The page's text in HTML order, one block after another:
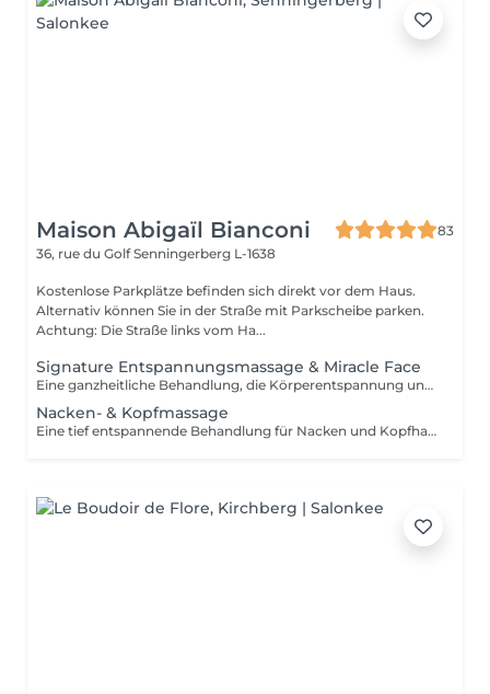
Maison Abigaïl Bianconi
83
36, rue du GolfSenningerberg L-1638
Kostenlose Parkplätze befinden sich direkt vor dem Haus.
Alternativ können Sie in der Straße mit Parkscheibe parken.
Achtung: Die Straße links vom Ha...
Signature Entspannungsmassage & Miracle Face
Eine ganzheitliche Behandlung, die Körperentspannung und Gesichtsarbeit verbindet. Die Körpermassage wird mit dem Miracle Face kombiniert, um Spannungen zu lösen, die Gesichtszüge neu zu definieren und das Gleichgewicht des Gesichts wiederherzustellen. Eine globale Behandlung, die darauf ausgerichtet ist, den Körper zu beruhigen, Spannungen zu lösen und ein nachhaltiges Gefühl von Harmonie zu schaffen.
Nacken- & Kopfmassage
Eine tief entspannende Behandlung für Nacken und Kopfhaut, ideal zur Beruhigung des Nervensystems und zur mentalen Entspannung. Kann allein oder in Kombination mit einer Körpermassage gebucht werden.